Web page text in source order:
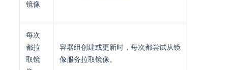
镜像
每次
都拉
取镜
容器组创建或更新时，每次都尝试从镜
像服务拉取镜像。